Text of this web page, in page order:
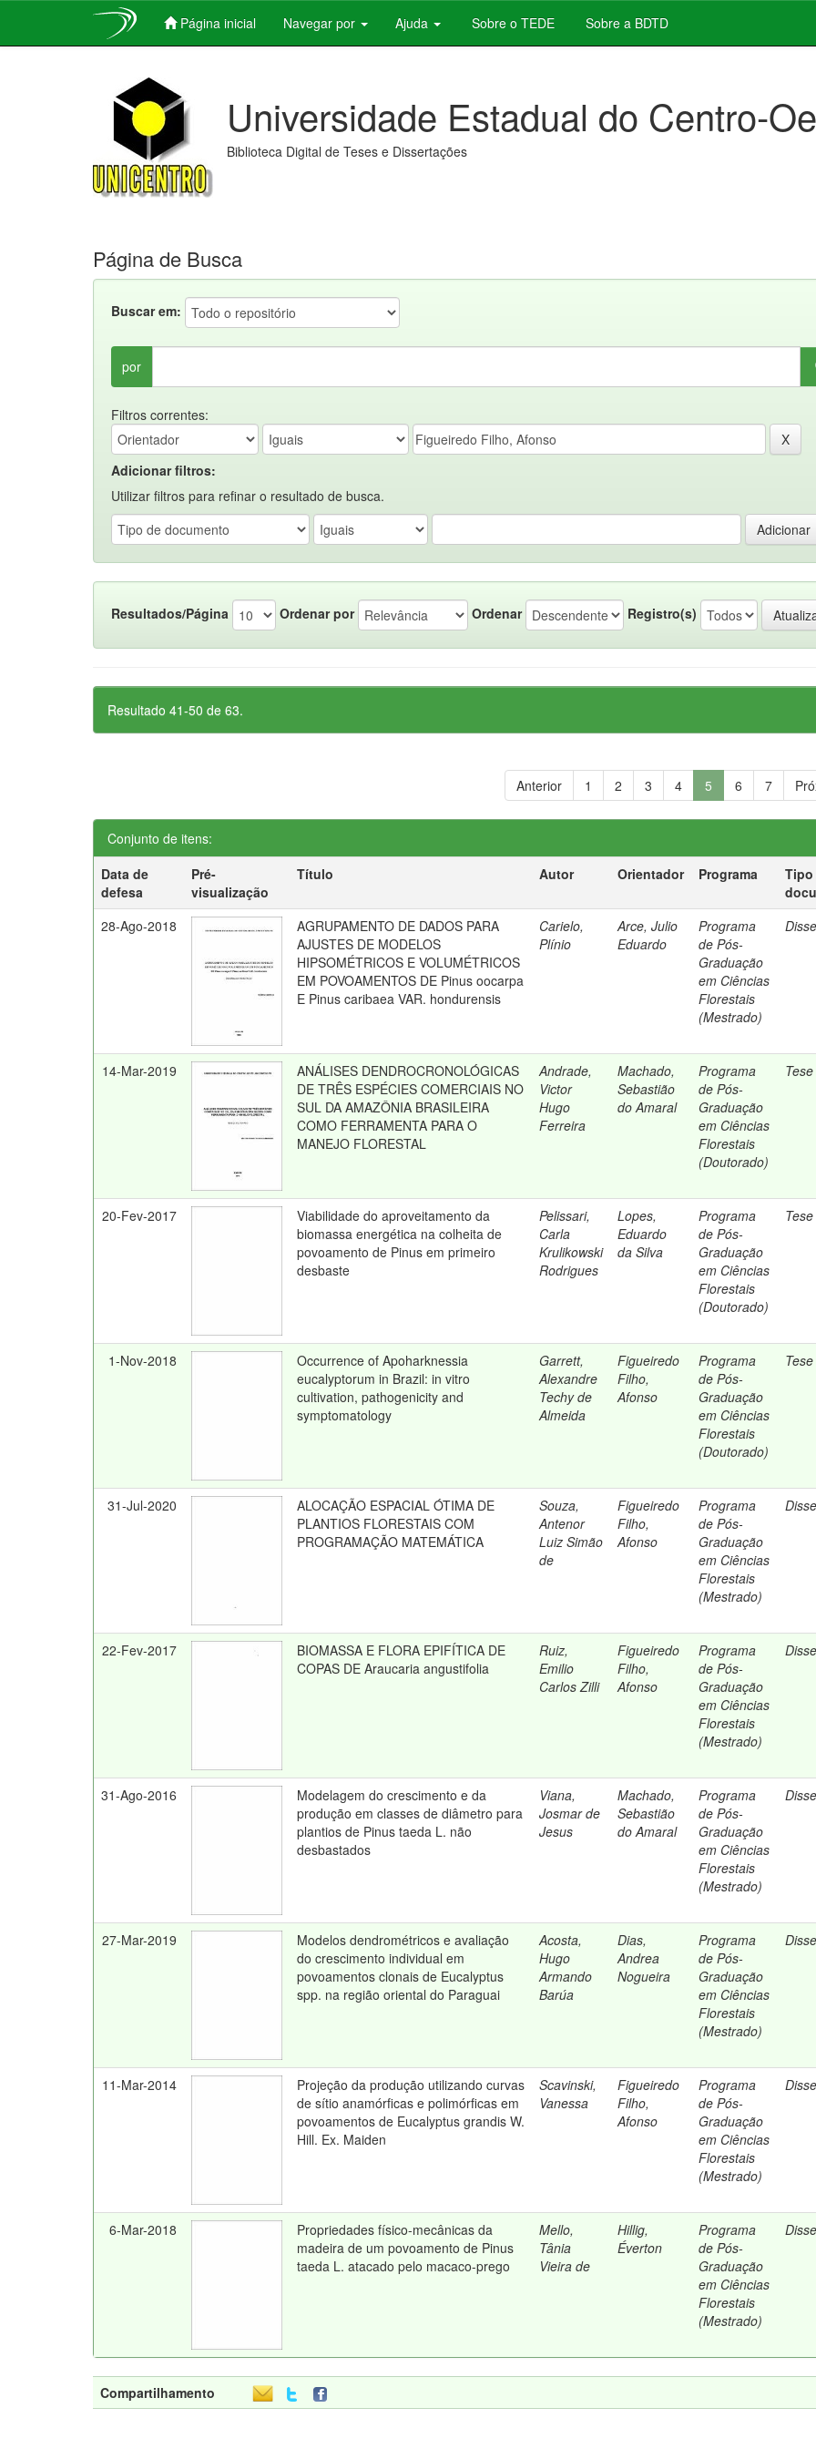
Página inicial Navegar por Ajuda Sobre o TEDE Sobre a BDTD
Universidade Estadual do Centro-
Biblioteca Digital de Teses e Dissertações
Página de Busca
Buscar em:
por
Filtros correntes:
Adicionar filtros:
Utilizar filtros para refinar o resultado de busca.
Resultados/Página Ordenar por Ordenar Registro(s)
Resultado 41-50 de 63.
Anterior 1 2 3 4 5 6 7
Conjunto de itens:
Data de
defesa
Pré-
visualização
Título Autor Orientador Programa
Tipo
28-Ago-2018
AGRUPAMENTO DE DADOS PARA
AJUSTES DE MODELOS
HIPSOMÉTRICOS E VOLUMÉTRICOS
EM POVOAMENTOS DE Pinus oocarpa
E Pinus caribaea VAR. hondurensis
Carielo,
Plínio
Arce, Julio
Eduardo
Programa
de Pós-
Graduação
em Ciências
Florestais
(Mestrado)
14-Mar-2019
ANÁLISES DENDROCRONOLÓGICAS
DE TRÊS ESPÉCIES COMERCIAIS NO
SUL DA AMAZÔNIA BRASILEIRA
COMO FERRAMENTA PARA O
MANEJO FLORESTAL
Andrade,
Victor
Hugo
Ferreira
Machado,
Sebastião
do Amaral
Programa
de Pós-
Graduação
em Ciências
Florestais
(Doutorado)
Tese
20-Fev-2017
Viabilidade do aproveitamento da
biomassa energética na colheita de
povoamento de Pinus em primeiro
desbaste
Pelissari,
Carla
Krulikowski
Rodrigues
Lopes,
Eduardo
da Silva
Programa
de Pós-
Graduação
em Ciências
Florestais
(Doutorado)
Tese
1-Nov-2018
Occurrence of Apoharknessia
eucalyptorum in Brazil: in vitro
cultivation, pathogenicity and
symptomatology
Garrett,
Alexandre
Techy de
Almeida
Figueiredo
Filho,
Afonso
Programa
de Pós-
Graduação
em Ciências
Florestais
(Doutorado)
Tese
31-Jul-2020
ALOCAÇÃO ESPACIAL ÓTIMA DE
PLANTIOS FLORESTAIS COM
PROGRAMAÇÃO MATEMÁTICA
Souza,
Antenor
Luiz Simão
de
Figueiredo
Filho,
Afonso
Programa
de Pós-
Graduação
em Ciências
Florestais
(Mestrado)
22-Fev-2017
BIOMASSA E FLORA EPIFÍTICA DE
COPAS DE Araucaria angustifolia
Ruiz,
Emilio
Carlos Zilli
Figueiredo
Filho,
Afonso
Programa
de Pós-
Graduação
em Ciências
Florestais
(Mestrado)
31-Ago-2016
Modelagem do crescimento e da
produção em classes de diâmetro para
plantios de Pinus taeda L. não
desbastados
Viana,
Josmar de
Jesus
Machado,
Sebastião
do Amaral
Programa
de Pós-
Graduação
em Ciências
Florestais
(Mestrado)
27-Mar-2019
Modelos dendrométricos e avaliação
do crescimento individual em
povoamentos clonais de Eucalyptus
spp. na região oriental do Paraguai
Acosta,
Hugo
Armando
Barúa
Dias,
Andrea
Nogueira
Programa
de Pós-
Graduação
em Ciências
Florestais
(Mestrado)
11-Mar-2014
Projeção da produção utilizando curvas
de sítio anamórficas e polimórficas em
povoamentos de Eucalyptus grandis W.
Hill. Ex. Maiden
Scavinski,
Vanessa
Figueiredo
Filho,
Afonso
Programa
de Pós-
Graduação
em Ciências
Florestais
(Mestrado)
6-Mar-2018
Propriedades físico-mecânicas da
madeira de um povoamento de Pinus
taeda L. atacado pelo macaco-prego
Mello,
Tânia
Vieira de
Hillig,
Éverton
Programa
de Pós-
Graduação
em Ciências
Florestais
(Mestrado)
Compartilhamento